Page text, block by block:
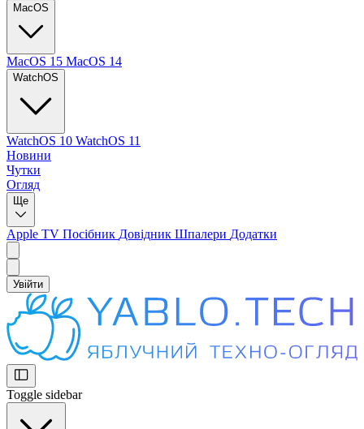
MacOS
MacOS 15 MacOS 14
WatchOS
WatchOS 10 WatchOS 11
Новини
Чутки
Огляд
Ще
Apple TV Посібник Довідник Шпалери Додатки
Увійти
Toggle sidebar